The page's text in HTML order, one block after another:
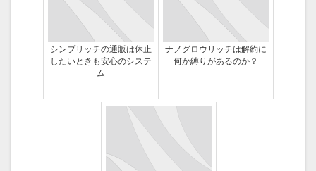
シンプリッチの通販は休止
したいときも安心のシステ
ム
ナノグロウリッチは解約に
何か縛りがあるのか？